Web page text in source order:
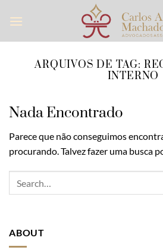
ARQUIVOS DE TAG:
INTERNO
Nada Encontrado
Parece que não conseguimos
procurando. Talvez fazer uma busca
ABOUT